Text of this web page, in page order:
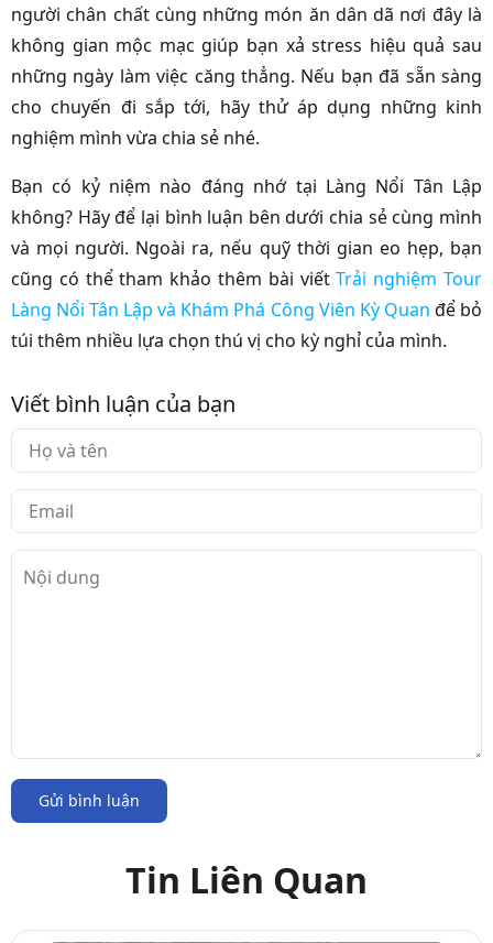
người chân chất cùng những món ăn dân dã nơi đây là
không gian mộc mạc giúp bạn xả stress hiệu quả sau
những ngày làm việc căng thẳng. Nếu bạn đã sẵn sàng
cho chuyến đi sắp tới, hãy thử áp dụng những kinh
nghiệm mình vừa chia sẻ nhé.
Bạn có kỷ niệm nào đáng nhớ tại Làng Nổi Tân Lập
không? Hãy để lại bình luận bên dưới chia sẻ cùng mình
và mọi người. Ngoài ra, nếu quỹ thời gian eo hẹp, bạn
cũng có thể tham khảo thêm bài viếtTrải nghiệm Tour
Làng Nổi Tân Lập và Khám Phá Công Viên Kỳ Quan để bỏ
túi thêm nhiều lựa chọn thú vị cho kỳ nghỉ của mình.
Viết bình luận của bạn
Gửi bình luận
Tin Liên Quan